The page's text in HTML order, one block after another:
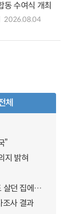
동 수여식 개최
2026.08.04
체
”
지 밝혀
장기요양 재가 어르신 10명 중 7명, “아파도 살던 집에서 살겠다” 「2025년 장기요양실태조사」 결과 발표
사 결과